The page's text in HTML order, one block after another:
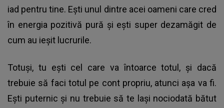
iad pentru tine. Ești unul dintre acei oameni care cred
în energia pozitivă pură și ești super dezamăgit de
cum au ieșit lucrurile.
Totuși, tu ești cel care va întoarce totul, și dacă
trebuie să faci totul pe cont propriu, atunci așa va fi.
Ești puternic și nu trebuie să te lași nociodată bătut